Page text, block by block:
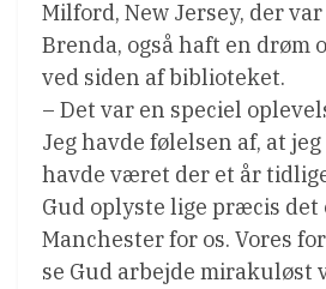
Milford, New Jersey, der
Brenda, også haft en drøm
ved siden af biblioteket.
– Det var en speciel
Jeg havde følelsen af, at
havde været der et år
Gud oplyste lige præcis det
Manchester for os. Vores
se Gud arbejde mirakuløst